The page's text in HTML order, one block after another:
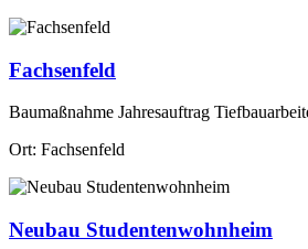
Fachsenfeld
Baumaßnahme Jahresauftrag
Ort: Fachsenfeld
Neubau Studentenwohnheim